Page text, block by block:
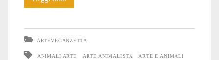
ARTEVEGANZETTA
ANIMALI ARTE ARTE ANIMALISTA
ARTE E ANIMALI